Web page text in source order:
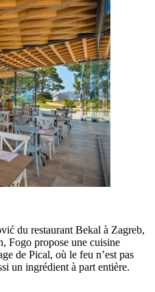
du restaurant Bekal à Zagreb,
Fogo propose une cuisine
de Pical, où le feu n’est pas
un ingrédient à part entière.